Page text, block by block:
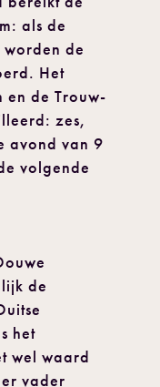
als de
de
Het
en de Trouw-
zes,
avond van 9
volgende
de
het
wel waard
vader